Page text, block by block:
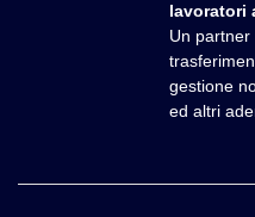
lavoratori
Un
gestione
ed altri